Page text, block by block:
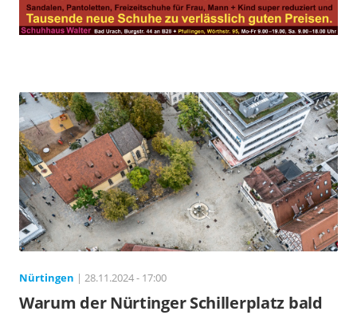
Nürtingen | 28.11.2024 - 17:00
Warum der Nürtinger Schillerplatz bald